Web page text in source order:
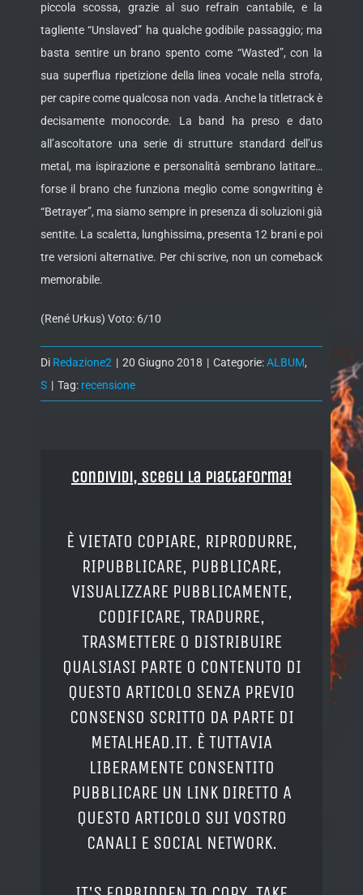
piccola scossa, grazie al suo refrain cantabile, e la
tagliente “Unslaved” ha qualche godibile passaggio; ma
basta sentire un brano spento come “Wasted”, con la
sua superflua ripetizione della linea vocale nella strofa,
per capire come qualcosa non vada. Anche la titletrack è
decisamente monocorde. La band ha preso e dato
all’ascoltatore una serie di strutture standard dell’us
metal, ma ispirazione e personalità sembrano latitare…
forse il brano che funziona meglio come songwriting è
“Betrayer”, ma siamo sempre in presenza di soluzioni già
sentite. La scaletta, lunghissima, presenta 12 brani e poi
tre versioni alternative. Per chi scrive, non un comeback
memorabile.
(René Urkus) Voto: 6/10
Di Redazione2 | 20 Giugno 2018 | Categorie:ALBUM,
S | Tag: recensione
Condividi, Scegli la piattaforma!
È VIETATO COPIARE, RIPRODURRE,
RIPUBBLICARE, PUBBLICARE,
VISUALIZZARE PUBBLICAMENTE,
CODIFICARE, TRADURRE,
TRASMETTERE O DISTRIBUIRE
QUALSIASI PARTE O CONTENUTO DI
QUESTO ARTICOLO SENZA PREVIO
CONSENSO SCRITTO DA PARTE DI
METALHEAD.IT. È TUTTAVIA
LIBERAMENTE CONSENTITO
PUBBLICARE UN LINK DIRETTO A
QUESTO ARTICOLO SUI VOSTRO
CANALI E SOCIAL NETWORK.